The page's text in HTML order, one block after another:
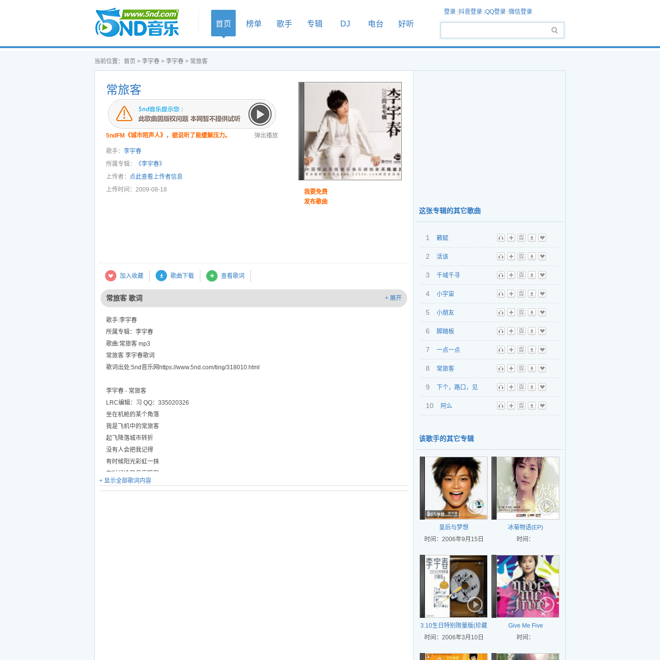
首页
首页 榜单 歌手 专辑 DJ 电台 好听
登录 抖音登录 QQ登录 微信登录
当前位置： 首页 > 李宇春 > 李宇春 > 常旅客
常旅客
5ndFM《城市陌声人》，据说听了能缓解压力。 弹出播放
歌手： 李宇春
所属专辑：
《李宇春》
上传者： 点此查看上传者信息
上传时间：2009-08-18
我要免费
发布歌曲
加入收藏 歌曲下载 查看歌词
常旅客 歌词 + 展开
歌手:李宇春
所属专辑：李宇春
歌曲:常旅客 mp3
常旅客 李宇春歌词
歌词出处:5nd音乐网https://www.5nd.com/ting/318010.html
李宇春 - 常旅客
LRC编辑：习 QQ：335020326
坐在机舱的某个角落
我是飞机中的常旅客
起飞降落城市转折
没有人会把我记得
有时候阳光彩虹一抹
有时候冷静月亮陪我
一扇不能开的窗
+ 显示全部歌词内容
这张专辑的其它歌曲
1
籁赋
听
播 歌 下 收
2
活该
听
播 歌 下 收
3
千域千寻
听
播 歌 下 收
4
小宇宙
听
播 歌 下 收
5
小朋友
听
播 歌 下 收
6
脚踏板
听
播 歌 下 收
7
一点一点
听
播 歌 下 收
8
常旅客
听
播 歌 下 收
9
下个，路口，见
听
播 歌 下 收
10
阿么
听
播 歌 下 收
该歌手的其它专辑
皇后与梦想
时间：2006年9月15日
冰菊物语(EP)
时间：
3.10生日特别限量版(珍藏
版)
时间：2006年3月10日
Give Me Five
时间：